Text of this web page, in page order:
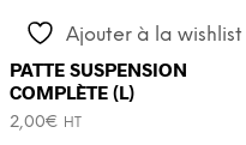
peuvent
être
choisies
Ajouter à la wishlist
PATTE SUSPENSION
COMPLÈTE (L)
2,00€ HT